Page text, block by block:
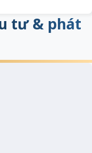
tư & phát